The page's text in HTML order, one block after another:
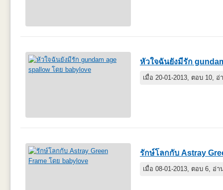
หัวใจฉันยังมีรัก
เมื่อ 20-01-2013, ตอบ 10, อ่
รักษ์โลกกับ Astray
เมื่อ 08-01-2013, ตอบ 6, อ่า